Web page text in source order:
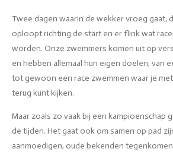
Twee dagen waarin de wekker vroeg gaat,
oploopt richting de start en er flink wat
worden. Onze zwemmers komen uit op
en hebben allemaal hun eigen doelen, van
tot gewoon een race zwemmen waar je
terug kunt kijken.
Maar zoals zo vaak bij een kampioenschap
de tijden. Het gaat ook om samen op pad
aanmoedigen, oude bekenden